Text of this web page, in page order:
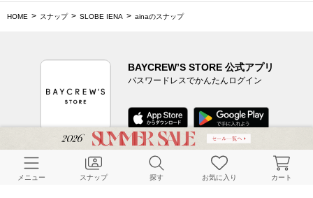
HOME スナップ SLOBE IENA ainaのスナップ
BAYCREW’S STORE 公式アプリ
パスワードレスでかんたんログイン
CUSTOMER SERVICE
メニュー スナップ 探す お気に入り カート